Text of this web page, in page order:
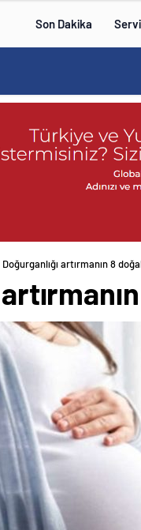
Son Dakika
Doğurganlığı artırmanın 8